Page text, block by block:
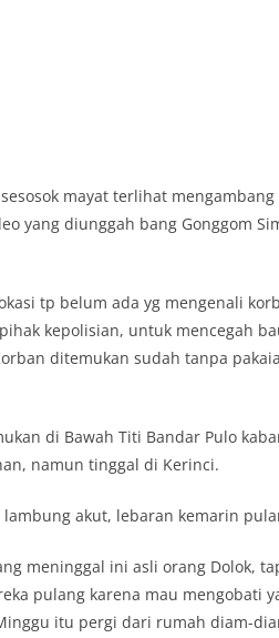
mayat terlihat
yang diunggah bang Gonggom
tp belum ada yg mengenali
kepolisian, untuk mencegah
ditemukan sudah tanpa
di Bawah Titi Bandar Pulo
namun tinggal di Kerinci.
akut, lebaran kemarin
meninggal ini asli orang Dolok,
pulang karena mau mengobati
itu pergi dari rumah diam-